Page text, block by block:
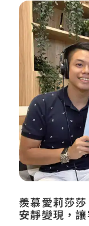
羨慕愛莉莎
安靜變現，